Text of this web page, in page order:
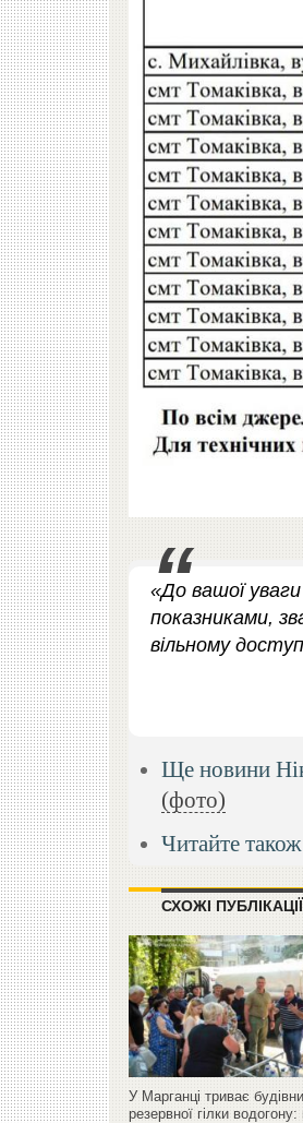
«До вашої уваги
показниками,
вільному
Ще новини
(фото)
Читайте
СХОЖІ ПУБЛІКАЦІЇ
У Марганці триває
резервної гілки